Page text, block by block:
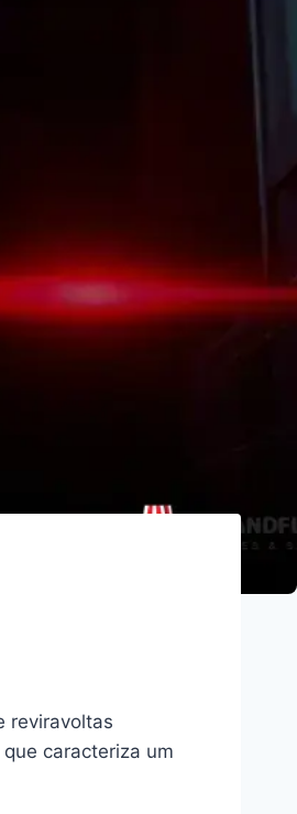
reviravoltas
caracteriza um